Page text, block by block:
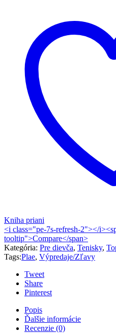
Kniha priani
<i class="pe-7s-refresh-2"></
tooltip">Compare</span>
Kategória: Pre dievča, Tenisky,
Tags:Plae, Výpredaje/Zľavy
Tweet
Share
Pinterest
Popis
Ďalšie informácie
Recenzie (0)